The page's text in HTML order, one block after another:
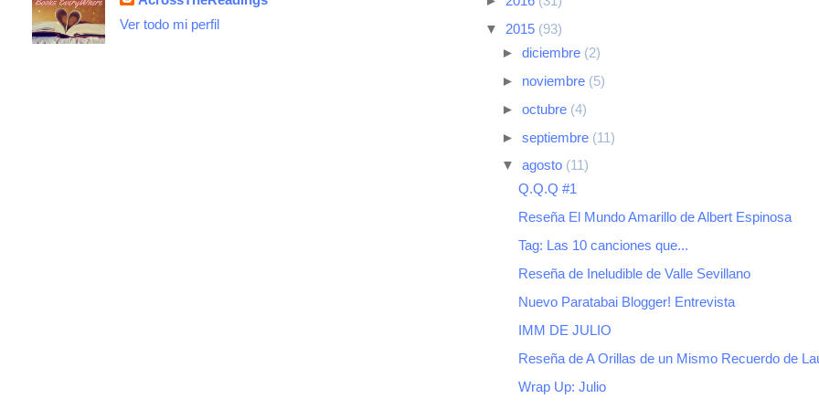
Ver todo mi perfil
▼ 2015 (93)
► diciembre (2)
► noviembre (5)
► octubre (4)
► septiembre (11)
▼ agosto (11)
Q.Q.Q #1
Reseña El Mundo Amarillo de Albert Espinosa
Tag: Las 10 canciones que...
Reseña de Ineludible de Valle Sevillano
Nuevo Paratabai Blogger! Entrevista
IMM DE JULIO
Reseña de A Orillas de un Mismo Recuerdo de
Wrap Up: Julio